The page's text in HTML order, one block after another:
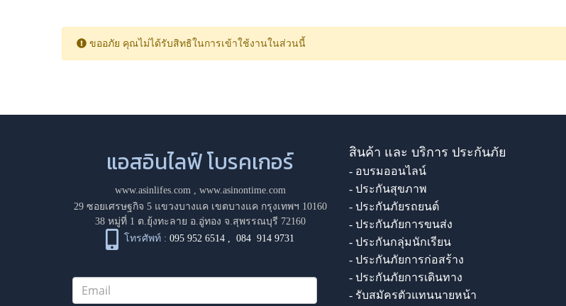
ขออภัย คุณไม่ได้รับสิทธิในการเข้าใช้งานในส่วนนี้
แอสอินไลฟ์ โบรคเกอร์
www.asinlifes.com, www.asinontime.com
29 ซอยเศรษฐกิจ 5 แขวงบางแค เขตบางแค กรุงเทพฯ 10160
38 หมู่ที่ 1 ต.ยุ้งทะลาย อ.อู่ทอง จ.สุพรรณบุรี 72160
โทรศัพท์ : 095 952 6514 ,084 914 9731
สินค้า และ บริการ ประกันภัย
- อบรมออนไลน์
- ประกันสุขภาพ
- ประกันภัยรถยนต์
- ประกันภัยการขนส่ง
- ประกันกลุ่มนักเรียน
- ประกันภัยการก่อสร้าง
- ประกันภัยการเดินทาง
- รับสมัครตัวแทนนายหน้า